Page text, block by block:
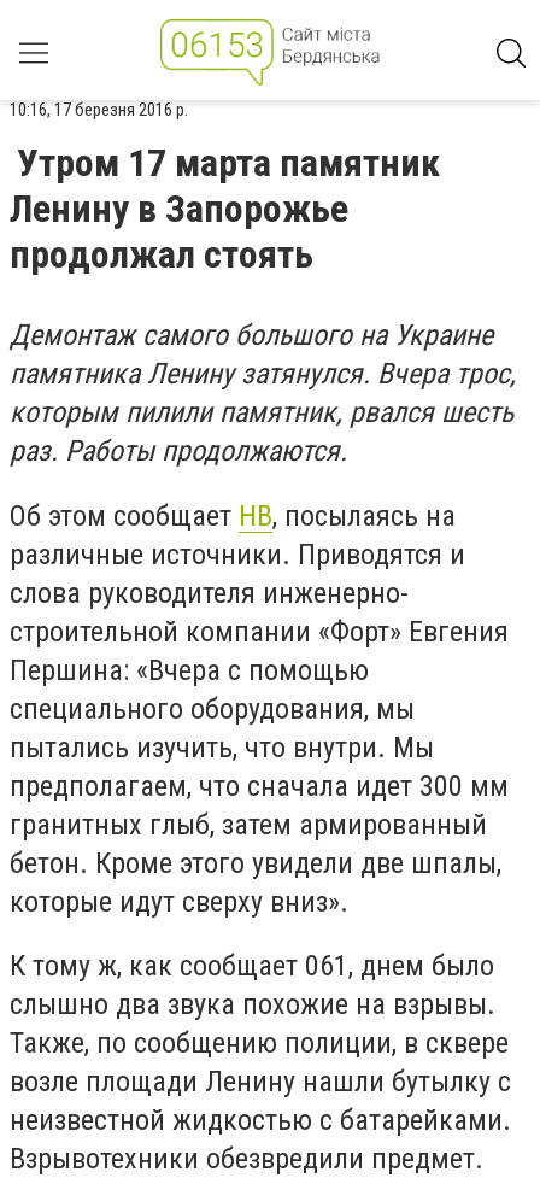
10:16, 17 березня 2016 р.
Утром 17 марта памятник
Ленину в Запорожье
продолжал стоять
Демонтаж самого большого на Украине
памятника Ленину затянулся. Вчера трос,
которым пилили памятник, рвался шесть
раз. Работы продолжаются.
Об этом сообщает НВ, посылаясь на
различные источники. Приводятся и
слова руководителя инженерно-
строительной компании «Форт» Евгения
Першина: «Вчера с помощью
специального оборудования, мы
пытались изучить, что внутри. Мы
предполагаем, что сначала идет 300 мм
гранитных глыб, затем армированный
бетон. Кроме этого увидели две шпалы,
которые идут сверху вниз».
К тому ж, как сообщает 061, днем было
слышно два звука похожие на взрывы.
Также, по сообщению полиции, в сквере
возле площади Ленину нашли бутылку с
неизвестной жидкостью с батарейками.
Взрывотехники обезвредили предмет.